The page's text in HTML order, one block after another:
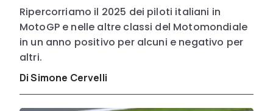
Ripercorriamo il 2025 dei piloti italiani in
MotoGP e nelle altre classi del Motomondiale
in un anno positivo per alcuni e negativo per
altri.
Di Simone Cervelli